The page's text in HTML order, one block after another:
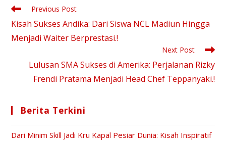
Previous Post
Kisah Sukses Andika: Dari Siswa NCL Madiun Hingga
Menjadi Waiter Berprestasi.!
Next Post
Lulusan SMA Sukses di Amerika: Perjalanan Rizky
Frendi Pratama Menjadi Head Chef Teppanyaki.!
Berita Terkini
Dari Minim Skill Jadi Kru Kapal Pesiar Dunia: Kisah Inspiratif